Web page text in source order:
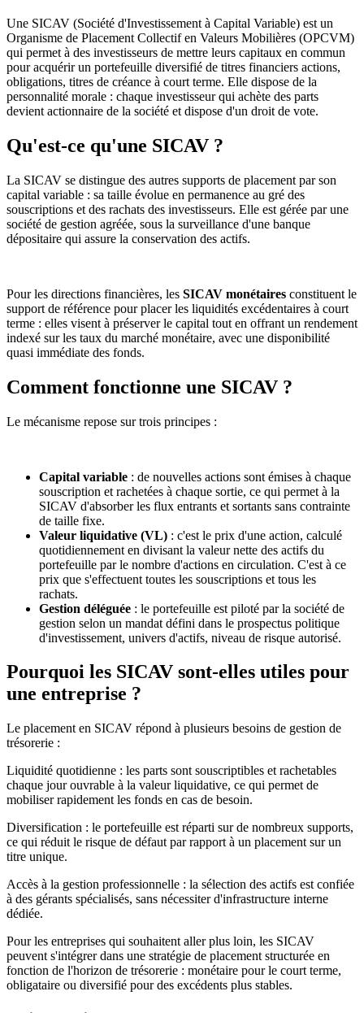
Une SICAV (Société d'Investissement à Capital Variable) est un
Organisme de Placement Collectif en Valeurs Mobilières (OPCVM)
qui permet à des investisseurs de mettre leurs capitaux en commun
pour acquérir un portefeuille diversifié de titres financiers actions,
obligations, titres de créance à court terme. Elle dispose de la
personnalité morale : chaque investisseur qui achète des parts
devient actionnaire de la société et dispose d'un droit de vote.
Qu'est-ce qu'une SICAV ?
La SICAV se distingue des autres supports de placement par son
capital variable : sa taille évolue en permanence au gré des
souscriptions et des rachats des investisseurs. Elle est gérée par une
société de gestion agréée, sous la surveillance d'une banque
dépositaire qui assure la conservation des actifs.
Pour les directions financières, les SICAV monétaires constituent le
support de référence pour placer les liquidités excédentaires à court
terme : elles visent à préserver le capital tout en offrant un rendement
indexé sur les taux du marché monétaire, avec une disponibilité
quasi immédiate des fonds.
Comment fonctionne une SICAV ?
Le mécanisme repose sur trois principes :
Capital variable : de nouvelles actions sont émises à chaque
souscription et rachetées à chaque sortie, ce qui permet à la
SICAV d'absorber les flux entrants et sortants sans contrainte
de taille fixe.
Valeur liquidative (VL) : c'est le prix d'une action, calculé
quotidiennement en divisant la valeur nette des actifs du
portefeuille par le nombre d'actions en circulation. C'est à ce
prix que s'effectuent toutes les souscriptions et tous les
rachats.
Gestion déléguée : le portefeuille est piloté par la société de
gestion selon un mandat défini dans le prospectus politique
d'investissement, univers d'actifs, niveau de risque autorisé.
Pourquoi les SICAV sont-elles utiles pour
une entreprise ?
Le placement en SICAV répond à plusieurs besoins de gestion de
trésorerie :
Liquidité quotidienne : les parts sont souscriptibles et rachetables
chaque jour ouvrable à la valeur liquidative, ce qui permet de
mobiliser rapidement les fonds en cas de besoin.
Diversification : le portefeuille est réparti sur de nombreux supports,
ce qui réduit le risque de défaut par rapport à un placement sur un
titre unique.
Accès à la gestion professionnelle : la sélection des actifs est confiée
à des gérants spécialisés, sans nécessiter d'infrastructure interne
dédiée.
Pour les entreprises qui souhaitent aller plus loin, les SICAV
peuvent s'intégrer dans une stratégie de placement structurée en
fonction de l'horizon de trésorerie : monétaire pour le court terme,
obligataire ou diversifié pour des excédents plus stables.